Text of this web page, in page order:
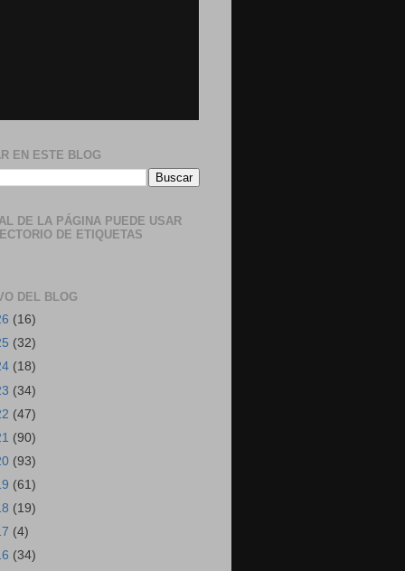
EN ESTE BLOG
DE LA PÁGINA PUEDE USAR
DE ETIQUETAS
DEL BLOG
(16)
(32)
(18)
(34)
(47)
(90)
(93)
(61)
(19)
(4)
(34)